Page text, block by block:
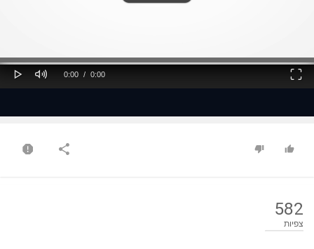
Play Mute
Current
0:00 /
Duration
0:00
Fullscreen
582
צפיות